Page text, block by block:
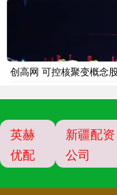
创高网 可控核聚变概念
英赫
优配
新疆配资
公司